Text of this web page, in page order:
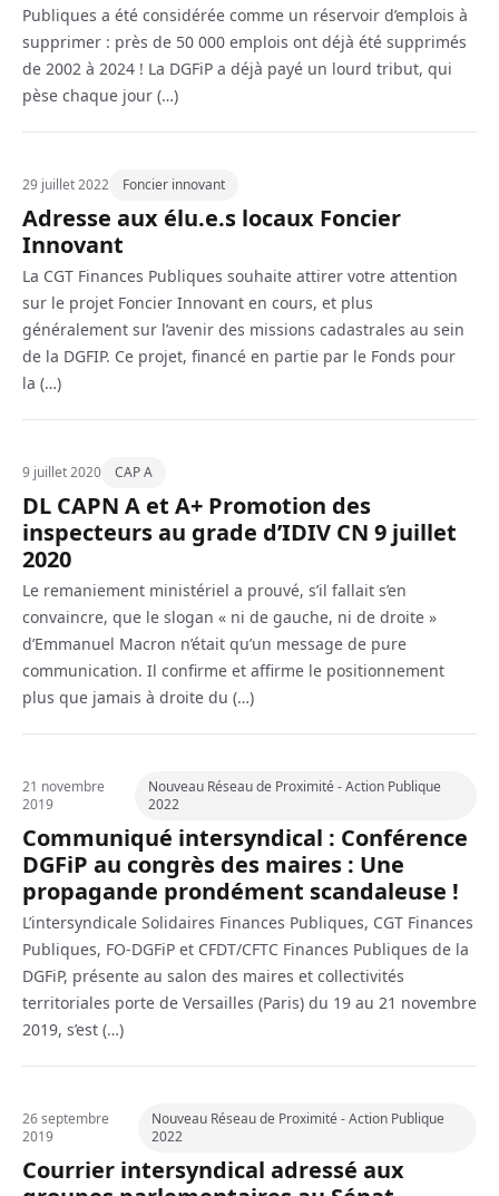
Publiques a été considérée comme un réservoir d’emplois à
supprimer : près de 50 000 emplois ont déjà été supprimés
de 2002 à 2024 ! La DGFiP a déjà payé un lourd tribut, qui
pèse chaque jour (…)
29 juillet 2022 Foncier innovant
Adresse aux élu.e.s locaux Foncier
Innovant
La CGT Finances Publiques souhaite attirer votre attention
sur le projet Foncier Innovant en cours, et plus
généralement sur l’avenir des missions cadastrales au sein
de la DGFIP. Ce projet, financé en partie par le Fonds pour
la (…)
9 juillet 2020 CAP A
DL CAPN A et A+ Promotion des
inspecteurs au grade d’IDIV CN 9 juillet
2020
Le remaniement ministériel a prouvé, s’il fallait s’en
convaincre, que le slogan « ni de gauche, ni de droite »
d’Emmanuel Macron n’était qu’un message de pure
communication. Il confirme et affirme le positionnement
plus que jamais à droite du (…)
21 novembre
2019
Nouveau Réseau de Proximité - Action Publique
2022
Communiqué intersyndical : Conférence
DGFiP au congrès des maires : Une
propagande prondément scandaleuse !
L’intersyndicale Solidaires Finances Publiques, CGT Finances
Publiques, FO-DGFiP et CFDT/CFTC Finances Publiques de la
DGFiP, présente au salon des maires et collectivités
territoriales porte de Versailles (Paris) du 19 au 21 novembre
2019, s’est (…)
26 septembre
2019
Nouveau Réseau de Proximité - Action Publique
2022
Courrier intersyndical adressé aux